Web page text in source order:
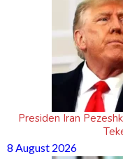
Presiden Iran
8 August 2026